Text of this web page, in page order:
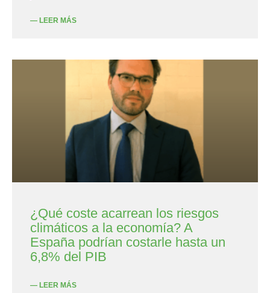
— LEER MÁS
¿Qué coste acarrean los riesgos
climáticos a la economía? A
España podrían costarle hasta un
6,8% del PIB
— LEER MÁS